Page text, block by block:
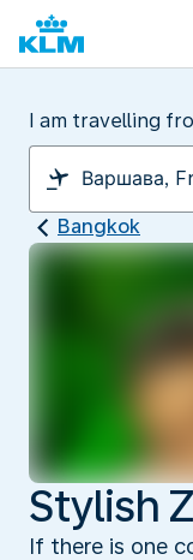
I am travelling
Bangkok
Stylish
If there is one